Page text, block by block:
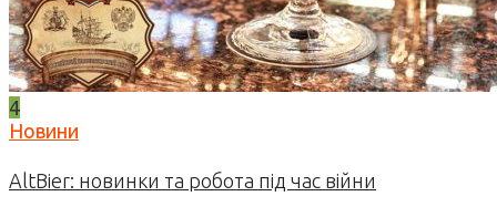
4
Новини
AltBier: новинки та робота під час війни